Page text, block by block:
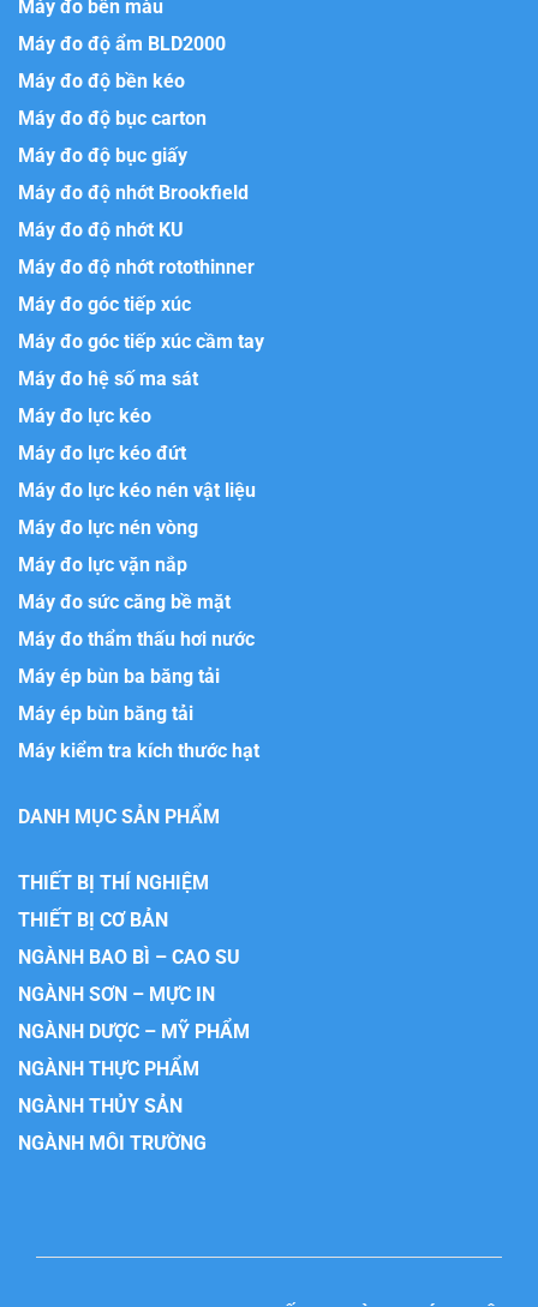
Máy đo bền màu
Máy đo độ ẩm BLD2000
Máy đo độ bền kéo
Máy đo độ bục carton
Máy đo độ bục giấy
Máy đo độ nhớt Brookfield
Máy đo độ nhớt KU
Máy đo độ nhớt rotothinner
Máy đo góc tiếp xúc
Máy đo góc tiếp xúc cầm tay
Máy đo hệ số ma sát
Máy đo lực kéo
Máy đo lực kéo đứt
Máy đo lực kéo nén vật liệu
Máy đo lực nén vòng
Máy đo lực vặn nắp
Máy đo sức căng bề mặt
Máy đo thẩm thấu hơi nước
Máy ép bùn ba băng tải
Máy ép bùn băng tải
Máy kiểm tra kích thước hạt
DANH MỤC SẢN PHẨM
THIẾT BỊ THÍ NGHIỆM
THIẾT BỊ CƠ BẢN
NGÀNH BAO BÌ – CAO SU
NGÀNH SƠN – MỰC IN
NGÀNH DƯỢC – MỸ PHẨM
NGÀNH THỰC PHẨM
NGÀNH THỦY SẢN
NGÀNH MÔI TRƯỜNG